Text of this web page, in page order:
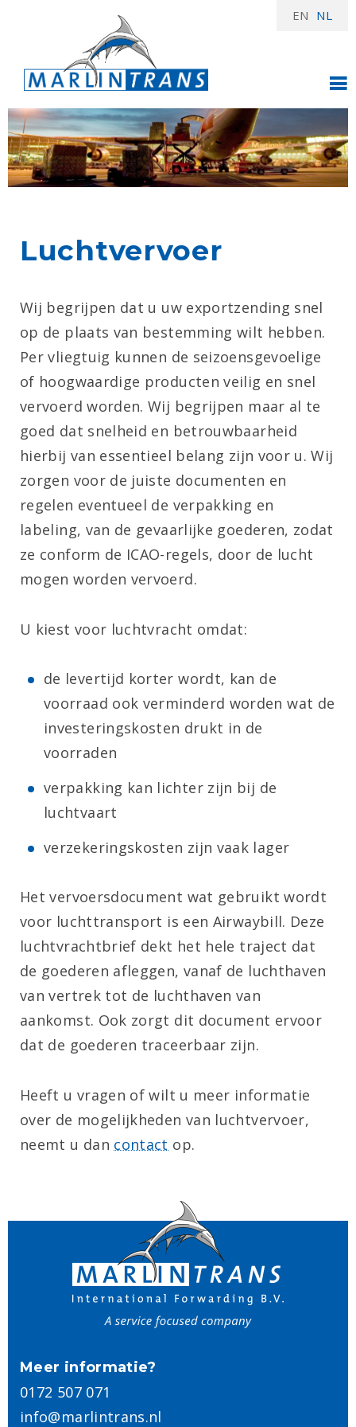
EN NL
Luchtvervoer
Wij begrijpen dat u uw exportzen­ding snel
op de plaats van bestemming wilt hebben.
Per vliegtuig kunnen de seizoensgevoelige
of hoogwaardige producten veilig en snel
vervoerd worden. Wij begrijpen maar al te
goed dat snelheid en betrouwbaarheid
hierbij van essentieel belang zijn voor u. Wij
zorgen voor de juiste documenten en
regelen eventueel de verpakking en
labeling, van de gevaarlijke goederen, zodat
ze conform de ICAO-regels, door de lucht
mogen worden vervoerd.
U kiest voor luchtvracht omdat:
de levertijd korter wordt, kan de
voorraad ook verminderd worden wat de
investerings­kosten drukt in de
voorraden
verpakking kan lichter zijn bij de
luchtvaart
verzekeringskosten zijn vaak lager
Het vervoersdocument wat gebruikt wordt
voor luchttransport is een Airwaybill. Deze
luchtvrachtbrief dekt het hele traject dat
de goederen afleggen, vanaf de luchthaven
van vertrek tot de luchthaven van
aankomst. Ook zorgt dit document ervoor
dat de goederen traceerbaar zijn.
Heeft u vragen of wilt u meer informatie
over de mogelijkheden van luchtvervoer,
neemt u dan contact op.
Meer informatie?
0172 507 071
info@marlintrans.nl